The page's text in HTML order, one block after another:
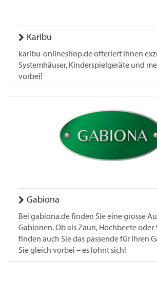
Karibu
karibu-onlineshop.de offeriert Ihnen
Systemhäuser, Kinderspielgeräte und
vorbei!
Gabiona
Bei gabiona.de finden Sie eine grosse
Gabionen. Ob als Zaun, Hochbeete oder
finden auch Sie das passende für Ihren
Sie gleich vorbei – es lohnt sich!